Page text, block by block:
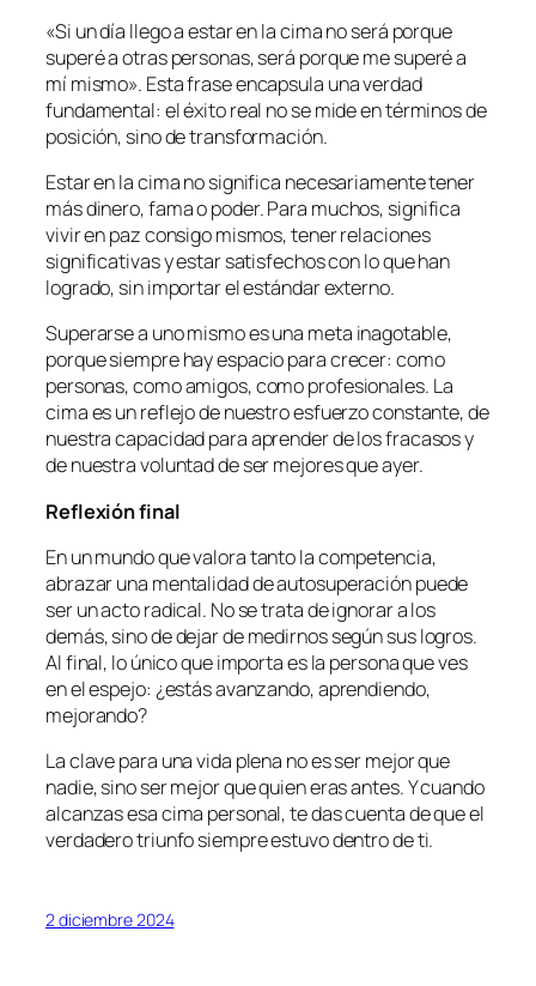
«Si un día llego a estar en la cima no será porque
superé a otras personas, será porque me superé a
mí mismo». Esta frase encapsula una verdad
fundamental: el éxito real no se mide en términos de
posición, sino de transformación.
Estar en la cima no significa necesariamente tener
más dinero, fama o poder. Para muchos, significa
vivir en paz consigo mismos, tener relaciones
significativas y estar satisfechos con lo que han
logrado, sin importar el estándar externo.
Superarse a uno mismo es una meta inagotable,
porque siempre hay espacio para crecer: como
personas, como amigos, como profesionales. La
cima es un reflejo de nuestro esfuerzo constante, de
nuestra capacidad para aprender de los fracasos y
de nuestra voluntad de ser mejores que ayer.
Reflexión final
En un mundo que valora tanto la competencia,
abrazar una mentalidad de autosuperación puede
ser un acto radical. No se trata de ignorar a los
demás, sino de dejar de medirnos según sus logros.
Al final, lo único que importa es la persona que ves
en el espejo: ¿estás avanzando, aprendiendo,
mejorando?
La clave para una vida plena no es ser mejor que
nadie, sino ser mejor que quien eras antes. Y cuando
alcanzas esa cima personal, te das cuenta de que el
verdadero triunfo siempre estuvo dentro de ti.
2 diciembre 2024